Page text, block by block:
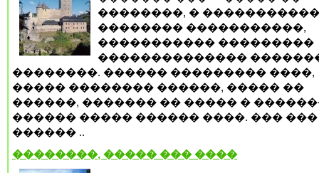
��������, � �����������
�������� �����������,
����������� ���������
��������������
��������. ������ ��������� ����,
����� �������� ������, ����� ��
������, ������� �� ����� �
������ ����� ������ ����. ��� ���
������ ..
��������, ����� ��� ����